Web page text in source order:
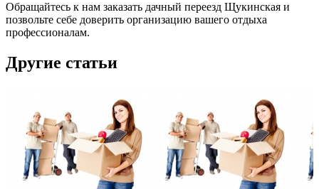
Обращайтесь к нам заказать дачный переезд Щукинская и
позвольте себе доверить организацию вашего отдыха
профессионалам.
Другие статьи